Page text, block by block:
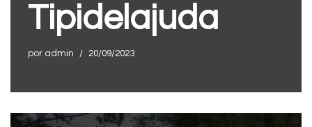
Tipidelajuda
por admin 20/09/2023